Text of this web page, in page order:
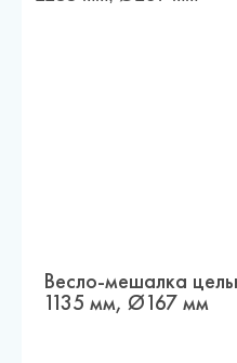
Весло-мешалка
1135 мм, Ø167 мм